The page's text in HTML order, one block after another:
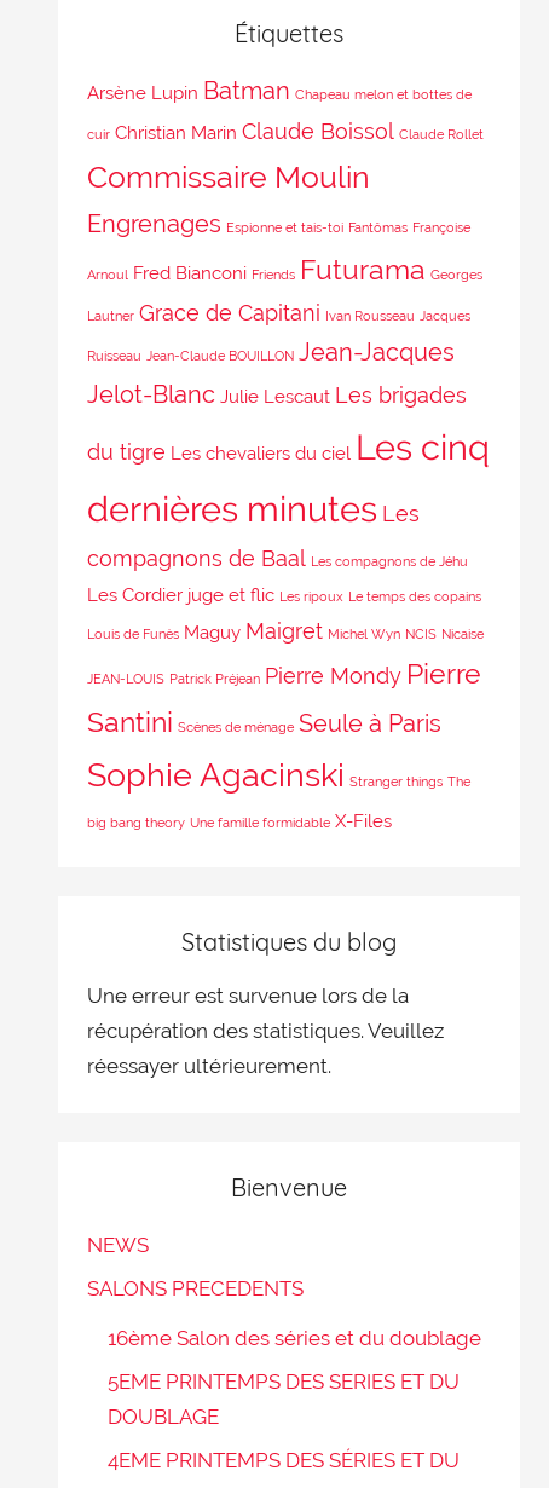
Étiquettes
Arsène Lupin Batman Chapeau melon et bottes de
cuir Christian Marin Claude Boissol Claude Rollet
Commissaire Moulin
Engrenages Espionne et tais-toi Fantômas Françoise
Arnoul Fred Bianconi Friends Futurama Georges
Lautner Grace de Capitani Ivan Rousseau Jacques
Ruisseau Jean-Claude BOUILLON Jean-Jacques
Jelot-Blanc Julie Lescaut Les brigades
du tigre Les chevaliers du ciel Les cinq
dernières minutes Les
compagnons de Baal Les compagnons de Jéhu
Les Cordier juge et flic Les ripoux Le temps des copains
Louis de Funès Maguy Maigret Michel Wyn NCIS Nicaise
JEAN-LOUIS Patrick Préjean Pierre Mondy Pierre
Santini Scènes de ménage Seule à Paris
Sophie Agacinski Stranger things The
big bang theory Une famille formidable X-Files
Statistiques du blog
Une erreur est survenue lors de la
récupération des statistiques. Veuillez
réessayer ultérieurement.
Bienvenue
NEWS
SALONS PRECEDENTS
16ème Salon des séries et du doublage
5EME PRINTEMPS DES SERIES ET DU
DOUBLAGE
4EME PRINTEMPS DES SÉRIES ET DU